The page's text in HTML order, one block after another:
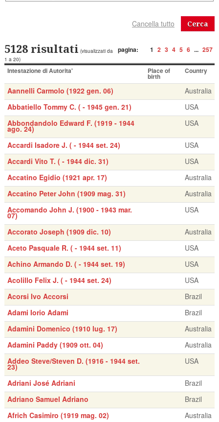
Cerca
pagina: 1 2 3 4 5 6 ... 257
5128 risultati (visualizzati da
1 a 20)
Intestazione di Autorita' Place of
birth
Country
Aannelli Carmolo (1922 gen. 06)
Australia
Abbatiello Tommy C. ( - 1945 gen. 21)
USA
Abbondandolo Edward F. (1919 - 1944
ago. 24)
USA
Accardi Isadore J. ( - 1944 set. 24)
USA
Accardi Vito T. ( - 1944 dic. 31)
USA
Accatino Egidio (1921 apr. 17)
Australia
Accatino Peter John (1909 mag. 31)
Australia
Accomando John J. (1900 - 1943 mar.
07)
USA
Accorato Joseph (1909 dic. 10)
Australia
Aceto Pasquale R. ( - 1944 set. 11)
USA
Achino Armando D. ( - 1944 set. 19)
USA
Acolillo Felix J. ( - 1944 set. 24)
USA
Acorsi Ivo Accorsi
Brazil
Adami Iorio Adami
Brazil
Adamini Domenico (1910 lug. 17)
Australia
Adamini Paddy (1909 ott. 04)
Australia
Addeo Steve/Steven D. (1916 - 1944 set.
23)
USA
Adriani José Adriani
Brazil
Adriano Samuel Adriano
Brazil
Africh Casimiro (1919 mag. 02)
Australia